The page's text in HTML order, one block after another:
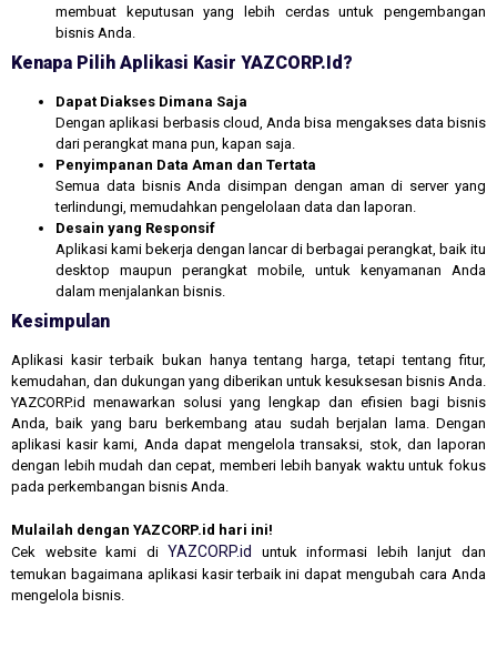
membuat keputusan yang lebih cerdas untuk pengembangan
bisnis Anda.
Kenapa Pilih Aplikasi Kasir YAZCORP.id?
Dapat Diakses Dimana Saja
Dengan aplikasi berbasis cloud, Anda bisa mengakses data bisnis
dari perangkat mana pun, kapan saja.
Penyimpanan Data Aman dan Tertata
Semua data bisnis Anda disimpan dengan aman di server yang
terlindungi, memudahkan pengelolaan data dan laporan.
Desain yang Responsif
Aplikasi kami bekerja dengan lancar di berbagai perangkat, baik itu
desktop maupun perangkat mobile, untuk kenyamanan Anda
dalam menjalankan bisnis.
Kesimpulan
Aplikasi kasir terbaik bukan hanya tentang harga, tetapi tentang fitur,
kemudahan, dan dukungan yang diberikan untuk kesuksesan bisnis Anda.
YAZCORP.id menawarkan solusi yang lengkap dan efisien bagi bisnis
Anda, baik yang baru berkembang atau sudah berjalan lama. Dengan
aplikasi kasir kami, Anda dapat mengelola transaksi, stok, dan laporan
dengan lebih mudah dan cepat, memberi lebih banyak waktu untuk fokus
pada perkembangan bisnis Anda.
Mulailah dengan YAZCORP.id hari ini!
Cek website kami di YAZCORP.id
untuk informasi lebih lanjut dan
temukan bagaimana aplikasi kasir terbaik ini dapat mengubah cara Anda
mengelola bisnis.